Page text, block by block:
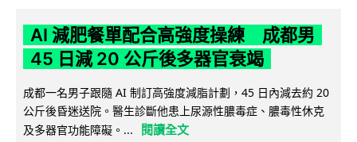
AI 減肥餐單配合高強度操練 成都男
45 日減 20 公斤後多器官衰竭
成都一名男子跟隨 AI 制訂高強度減脂計劃，45 日內減去約 20
公斤後昏迷送院。醫生診斷他患上尿源性膿毒症、膿毒性休克
及多器官功能障礙。...
閱讀全文